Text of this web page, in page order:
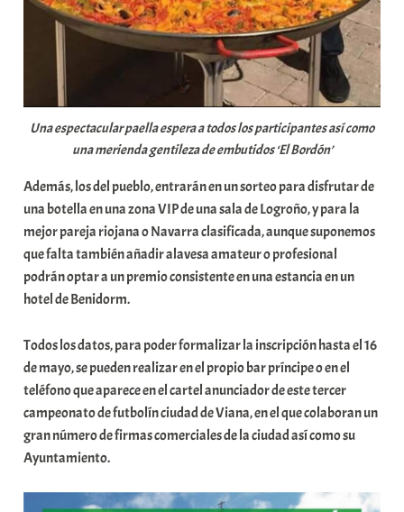
Una espectacular paella espera a todos los participantes así como
una merienda gentileza de embutidos ‘El Bordón’
Además, los del pueblo, entrarán en un sorteo para disfrutar de
una botella en una zona VIP de una sala de Logroño, y para la
mejor pareja riojana o Navarra clasificada, aunque suponemos
que falta también añadir alavesa amateur o profesional
podrán optar a un premio consistente en una estancia en un
hotel de Benidorm.
Todos los datos, para poder formalizar la inscripción hasta el 16
de mayo, se pueden realizar en el propio bar príncipe o en el
teléfono que aparece en el cartel anunciador de este tercer
campeonato de futbolín ciudad de Viana, en el que colaboran un
gran número de firmas comerciales de la ciudad así como su
Ayuntamiento.